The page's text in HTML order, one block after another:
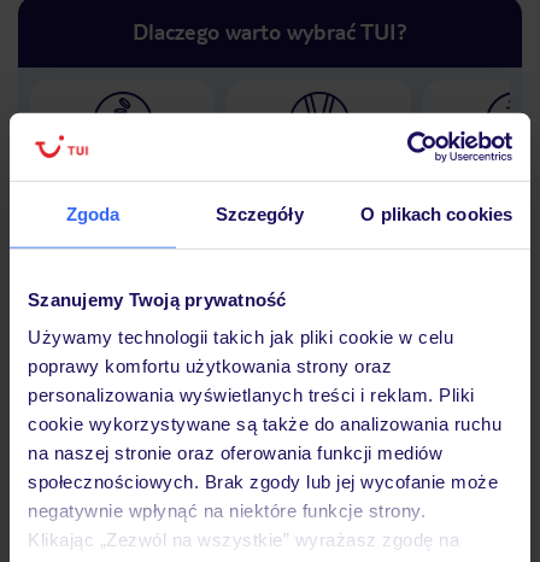
Zgoda Szczegóły O plikach cookies
Szanujemy Twoją prywatność
Używamy technologii takich jak pliki cookie w celu
poprawy komfortu użytkowania strony oraz
personalizowania wyświetlanych treści i reklam. Pliki
cookie wykorzystywane są także do analizowania ruchu
na naszej stronie oraz oferowania funkcji mediów
społecznościowych. Brak zgody lub jej wycofanie może
negatywnie wpłynąć na niektóre funkcje strony.
Klikając „Zezwól na wszystkie” wyrażasz zgodę na
Dlaczego warto wybrać TUI?
Lider niskich cen
podróży w Polsce
30 lat w
Hotel
Opinie
Pokoje